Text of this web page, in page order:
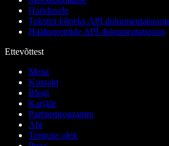
Haridusele
Tekstist kõneks API dokumentatsioon
Hääleagentide API dokumentatsioon
Ettevõttest
Meist
Kontakt
Blogi
Karjäär
Partnerprogramm
Abi
Teenuse olek